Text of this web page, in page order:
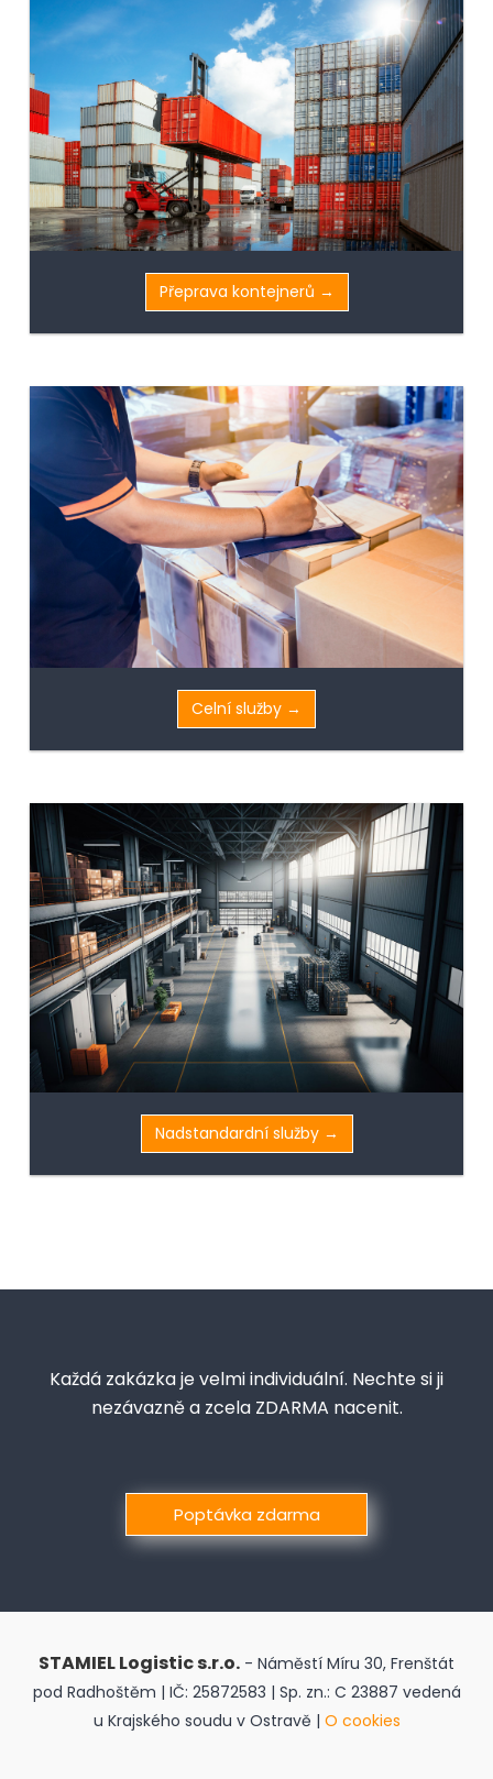
Přeprava kontejnerů →
Celní služby →
Nadstandardní služby →
Každá zakázka je velmi individuální. Nechte si ji
nezávazně a zcela ZDARMA nacenit.
Poptávka zdarma
STAMIEL Logistic s.r.o. - Náměstí Míru 30, Frenštát
pod Radhoštěm | IČ: 25872583 | Sp. zn.: C 23887 vedená
u Krajského soudu v Ostravě | O cookies